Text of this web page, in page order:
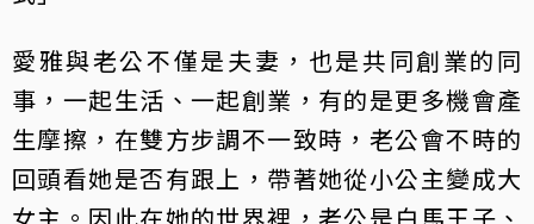
愛雅與老公不僅是夫妻，也是共同創業的同
事，一起生活、一起創業，有的是更多機會產
生摩擦，在雙方步調不一致時，老公會不時的
回頭看她是否有跟上，帶著她從小公主變成大